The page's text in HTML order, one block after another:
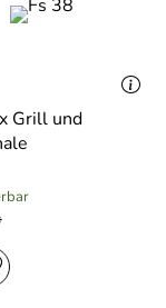
Grill und